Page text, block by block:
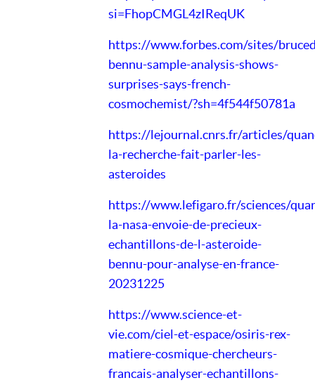
si=FhopCMGL4zIReqUK
https://www.forbes.com/sites/
bennu-sample-analysis-shows-
surprises-says-french-
cosmochemist/?sh=4f544f50781a
https://lejournal.cnrs.fr/articles/
la-recherche-fait-parler-les-
asteroides
https://www.lefigaro.fr/sciences/
la-nasa-envoie-de-precieux-
echantillons-de-l-asteroide-
bennu-pour-analyse-en-france-
20231225
https://www.science-et-
vie.com/ciel-et-espace/osiris-rex-
matiere-cosmique-chercheurs-
francais-analyser-echantillons-